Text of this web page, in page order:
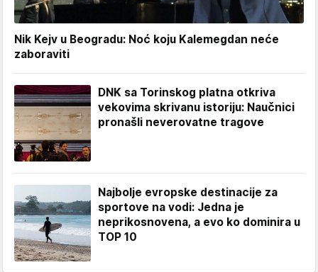
Nik Kejv u Beogradu: Noć koju Kalemegdan neće
zaboraviti
DNK sa Torinskog platna otkriva
vekovima skrivanu istoriju: Naučnici
pronašli neverovatne tragove
Najbolje evropske destinacije za
sportove na vodi: Jedna je
neprikosnovena, a evo ko dominira u
TOP 10